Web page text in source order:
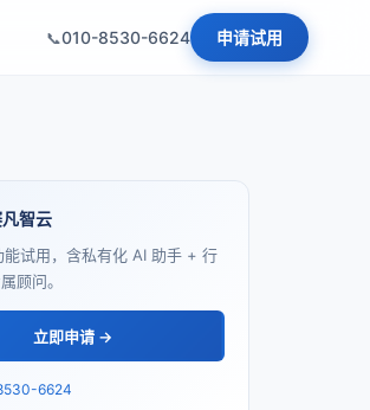
010-8530-6624 申请试用
智云
能试用，含私有化 AI 助手 + 行
顾问。
立即申请 →
6624